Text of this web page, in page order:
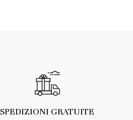
SPEDIZIONI GRATUITE